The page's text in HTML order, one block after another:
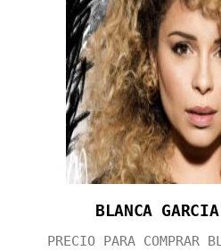
BLANCA
PRECIO PARA COMPRAR